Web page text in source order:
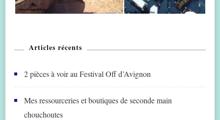
Articles récents
2 pièces à voir au Festival Off d’Avignon
Mes ressourceries et boutiques de seconde main
chouchoutes